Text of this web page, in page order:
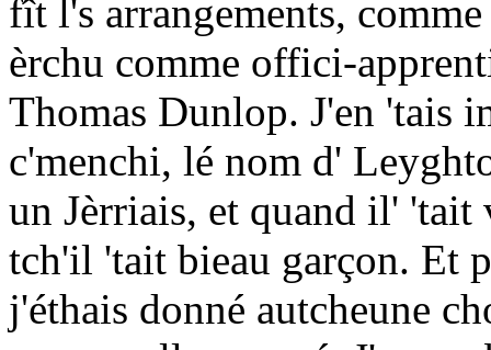
fît l's arrangements,
èrchu comme offici-
Thomas Dunlop. J'en 'tais
c'menchi, lé nom d'
un Jèrriais, et quand il'
tch'il 'tait bieau garçon. Et
j'éthais donné autcheune